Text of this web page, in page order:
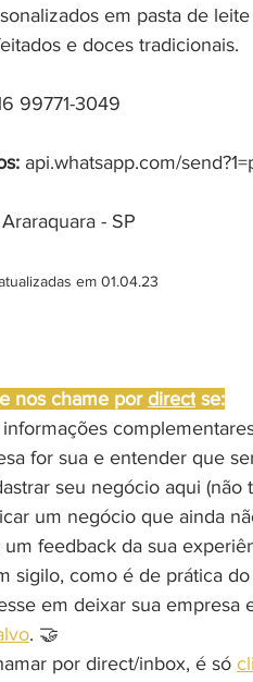
em pasta de
e doces tradicionais.
99771-3049
api.whatsapp.com/
Araraquara - SP
em 01.04.23
nos chame por direct se:
for sua e entender que
seu negócio aqui (não
um negócio que ainda
um feedback da sua
sigilo, como é de prática do
em deixar sua
. 🤝
por direct/inbox, é só